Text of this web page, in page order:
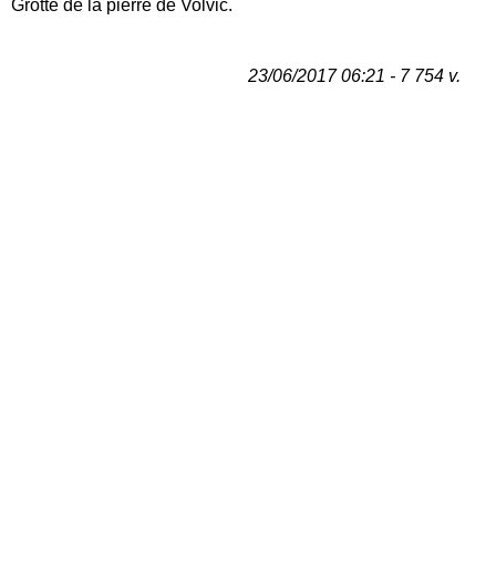
Grotte de la pierre de Volvic.
23/06/2017 06:21 - 7 754 v.